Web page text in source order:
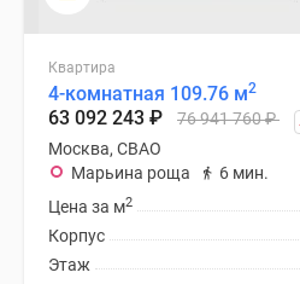
Квартира
4-комнатная 109.76 м2
63 092 243 ₽ 76 941 760₽
Москва, СВАО
Марьина роща
6 мин.
Цена за м2
Корпус
Этаж